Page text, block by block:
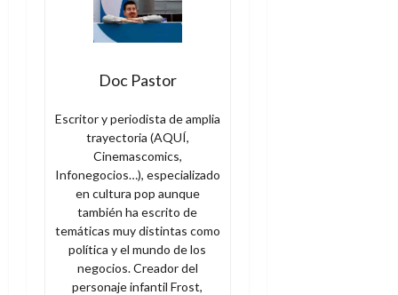
Doc Pastor
Escritor y periodista de amplia
trayectoria (AQUÍ,
Cinemascomics,
Infonegocios…), especializado
en cultura pop aunque
también ha escrito de
temáticas muy distintas como
política y el mundo de los
negocios. Creador del
personaje infantil Frost,